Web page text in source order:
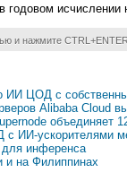
исчислении
и нажмите
ИИ ЦОД с
Alibaba Cloud
объединяет
ИИ-ускорителями
для инференса
на Филиппинах